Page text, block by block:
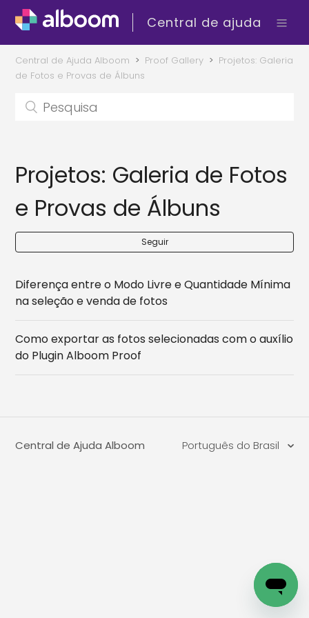
Central de ajuda
Central de Ajuda Alboom Proof Gallery
Projetos: Galeria
de Fotos e Provas de Álbuns
Projetos: Galeria de Fotos
e Provas de Álbuns
Seguir
Diferença entre o Modo Livre e Quantidade Mínima
na seleção e venda de fotos
Como exportar as fotos selecionadas com o auxílio
do Plugin Alboom Proof
Central de Ajuda Alboom Português do Brasil